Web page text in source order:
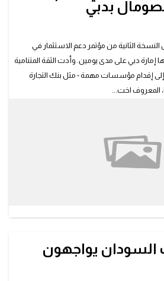
بدبي
الثانية من مؤتمر دعم الاستثمار في
تستضيفها إمارة دبي على مدى يومين. وأدت الثقة المتنامية
إلى إقدام مؤسسات مهمة - مثل بنك التجارة
المعروف اخت...
السودان يواجهون